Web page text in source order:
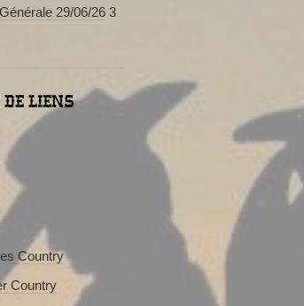
29/06/26 3
DE LIENS
Country
Country